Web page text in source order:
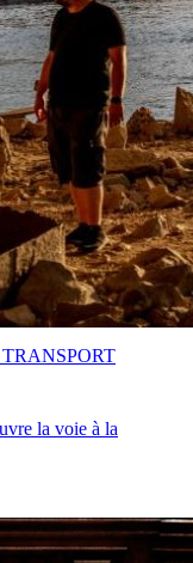
la voie à la